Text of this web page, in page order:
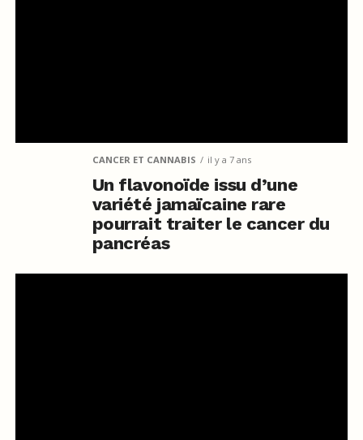
CANCER ET CANNABIS il y a 7 ans
Un flavonoïde issu d’une
variété jamaïcaine rare
pourrait traiter le cancer du
pancréas